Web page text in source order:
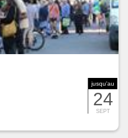
jusqu'au
24
SEPT